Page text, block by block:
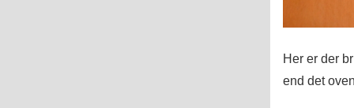
Her er der
end det